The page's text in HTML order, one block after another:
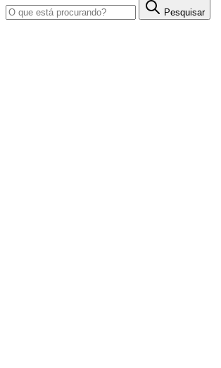
Pesquisar